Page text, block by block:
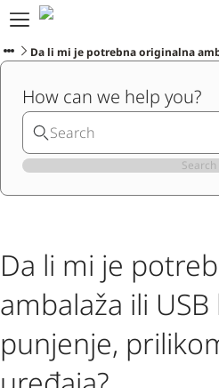
Ploom svet
E-shop
Ploom Club
Formular za prijavljivanje
Korisnička podrška
Blog
SRPSKI
Da li mi je potrebna originalna
How can we help you?
Search
Da li mi je
ambalaža ili USB
punjenje,